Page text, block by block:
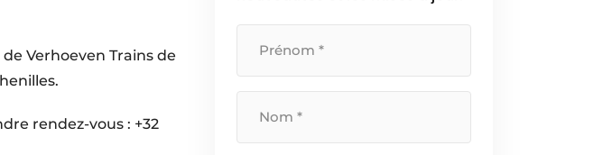
Verhoeven Trains de
rendez-vous : +32